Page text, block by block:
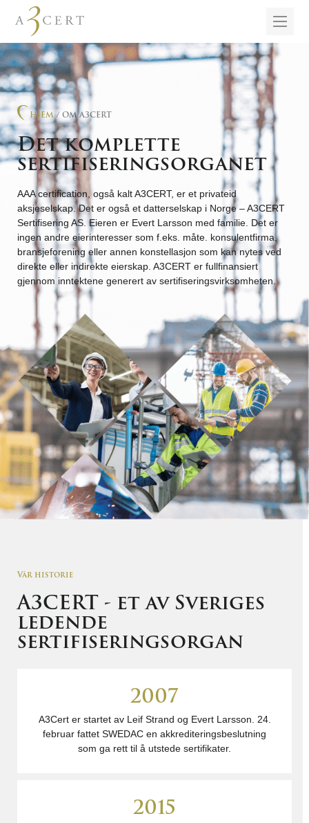
HJEM/ OM A3CERT
Det komplette
sertifiseringsorganet
AAA certification, også kalt A3CERT, er et privateid
aksjeselskap. Det er også et datterselskap i Norge – A3CERT
Sertifisering AS. Eieren er Evert Larsson med familie. Det er
ingen andre eierinteresser som f.eks. måte. konsulentfirma,
bransjeforening eller annen konstellasjon som kan nytes ved
direkte eller indirekte eierskap. A3CERT er fullfinansiert
gjennom inntektene generert av sertifiseringsvirksomheten.
Vår historie
A3CERT - et av Sveriges
ledende
sertifiseringsorgan
2007
A3Cert er startet av Leif Strand og Evert Larsson. 24.
februar fattet SWEDAC en akkrediteringsbeslutning
som ga rett til å utstede sertifikater.
2015